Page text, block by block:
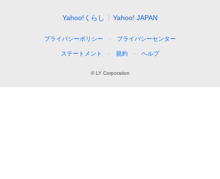
Yahoo!くらし Yahoo! JAPAN
プライバシーポリシー プライバシーセンター
ステートメント 規約 ヘルプ
© LY Corporation